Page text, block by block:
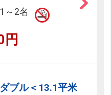
1～2名
ブル＜13.1平米